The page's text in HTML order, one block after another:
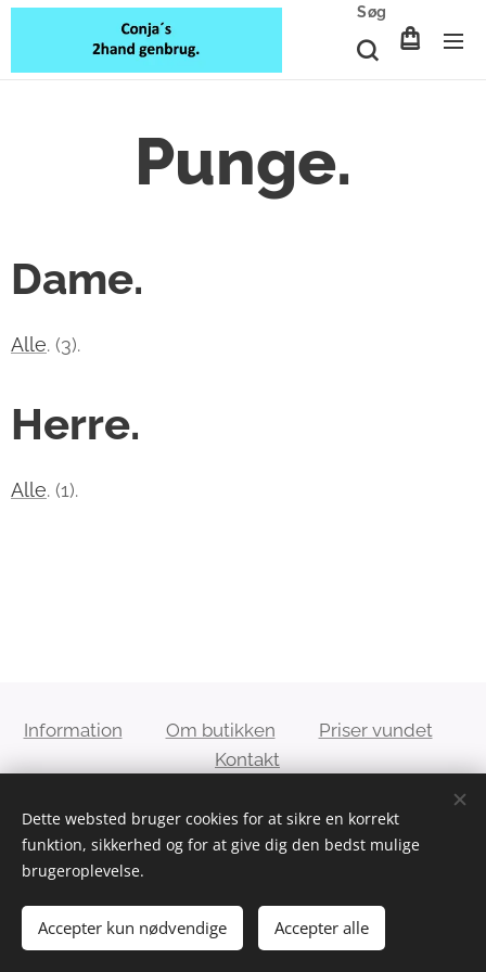
Søg
Punge.
Dame.
Alle. (3).
Herre.
Alle. (1).
Information Om butikken
Priser vundet
Kontakt
Conja´s 2hand genbrug - E-mail:
kontakt@conjas2handgenbrug.dk
Cookies
Dette websted bruger cookies for at sikre en korrekt
funktion, sikkerhed og for at give dig den bedst mulige
brugeroplevelse.
Accepter kun nødvendige Accepter alle